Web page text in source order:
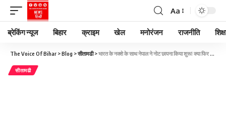
Aa
ब्रेकिंग न्यूज बिहार क्राइम खेल मनोरंजन राजनीति
The Voice Of Bihar >Blog >सीतामढी>भारत के नक्शे के साथ नेपाल ने नोट छापना किया शुरू! क्या फिर बढ़ेगा दोनों देशों में सीमा विवाद?
सीतामढी